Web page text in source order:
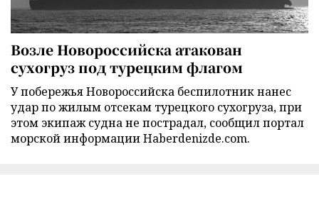
Возле Новороссийска атакован
сухогруз под турецким флагом
У побережья Новороссийска беспилотник нанес
удар по жилым отсекам турецкого сухогруза, при
этом экипаж судна не пострадал, сообщил портал
морской информации Haberdenizde.com.